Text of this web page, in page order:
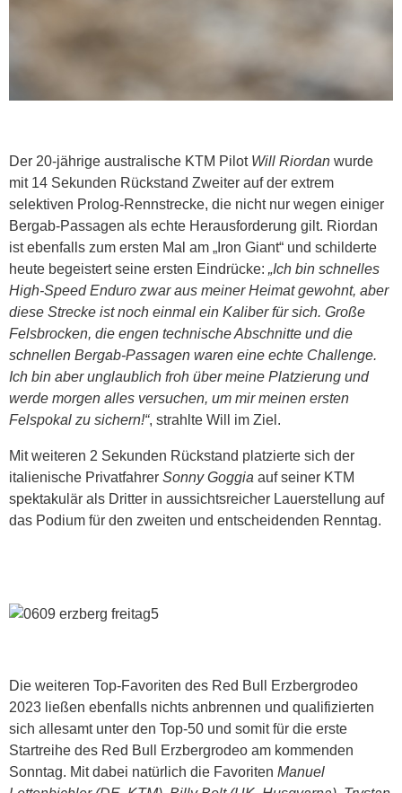
Der 20-jährige australische KTM Pilot Will Riordan wurde
mit 14 Sekunden Rückstand Zweiter auf der extrem
selektiven Prolog-Rennstrecke, die nicht nur wegen einiger
Bergab-Passagen als echte Herausforderung gilt. Riordan
ist ebenfalls zum ersten Mal am „Iron Giant“ und schilderte
heute begeistert seine ersten Eindrücke: „Ich bin schnelles
High-Speed Enduro zwar aus meiner Heimat gewohnt, aber
diese Strecke ist noch einmal ein Kaliber für sich. Große
Felsbrocken, die engen technische Abschnitte und die
schnellen Bergab-Passagen waren eine echte Challenge.
Ich bin aber unglaublich froh über meine Platzierung und
werde morgen alles versuchen, um mir meinen ersten
Felspokal zu sichern!“, strahlte Will im Ziel.
Mit weiteren 2 Sekunden Rückstand platzierte sich der
italienische Privatfahrer Sonny Goggia auf seiner KTM
spektakulär als Dritter in aussichtsreicher Lauerstellung auf
das Podium für den zweiten und entscheidenden Renntag.
Die weiteren Top-Favoriten des Red Bull Erzbergrodeo
2023 ließen ebenfalls nichts anbrennen und qualifizierten
sich allesamt unter den Top-50 und somit für die erste
Startreihe des Red Bull Erzbergrodeo am kommenden
Sonntag. Mit dabei natürlich die Favoriten Manuel